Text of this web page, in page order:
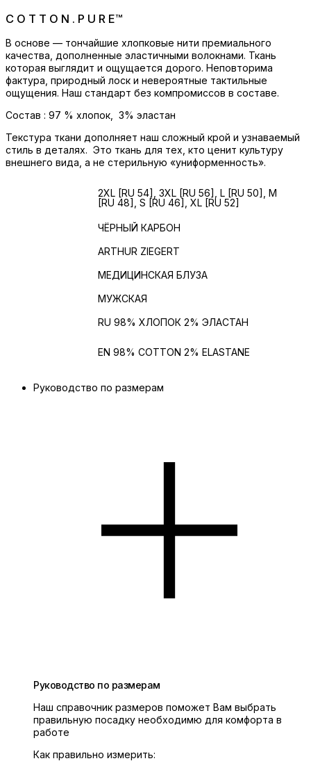
C O T T O N . P U R E™
В основе — тончайшие хлопковые нити премиального
качества, дополненные эластичными волокнами. Ткань
которая выглядит и ощущается дорого. Неповторима
фактура, природный лоск и невероятные тактильные
ощущения. Наш стандарт без компромиссов в составе.
Состав : 97 % хлопок, 3% эластан
Текстура ткани дополняет наш сложный крой и узнаваемый
стиль в деталях. Это ткань для тех, кто ценит культуру
внешнего вида, а не стерильную «униформенность».
2XL [RU 54], 3XL [RU 56], L [RU 50], M
[RU 48], S [RU 46], XL [RU 52]
ЧЁРНЫЙ КАРБОН
ARTHUR ZIEGERT
МЕДИЦИНСКАЯ БЛУЗА
МУЖСКАЯ
RU 98% ХЛОПОК 2% ЭЛАСТАН
EN 98% COTTON 2% ELASTANE
Руководство по размерам
Руководство по размерам
Наш справочник размеров поможет Вам выбрать
правильную посадку необходимю для комфорта в
работе
Как правильно измерить: